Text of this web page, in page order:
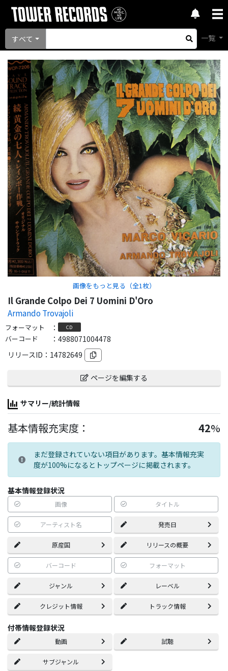
すべて 一覧
画像をもっと見る（全1枚）
Il Grande Colpo Dei 7 Uomini D'Oro
Armando Trovajoli
フォーマット ： CD
バーコード ： 4988071004478
リリースID： 14782649
ページを編集する
サマリー/統計情報
基本情報充実度： 42%
まだ登録されていない項目があります。基本情報充実
度が100%になるとトップページに掲載されます。
基本情報登録状況
画像 タイトル
アーティスト名 発売日
原産国 リリースの概要
バーコード フォーマット
ジャンル レーベル
クレジット情報 トラック情報
付帯情報登録状況
動画 試聴
サブジャンル